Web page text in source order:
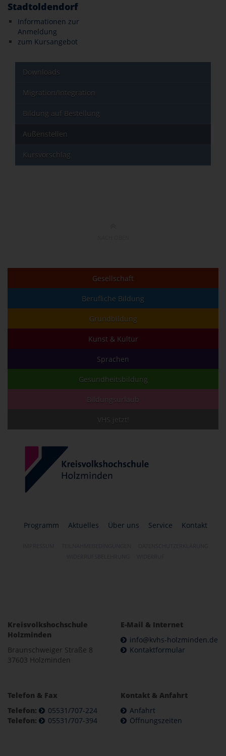
Stadtoldendorf
Informationen zur
Anmeldung
zum Kursangebot
Downloads
Migration/Integration
Bildung auf Bestellung
Außenstellen
Kursvorschlag
Gesellschaft
Berufliche Bildung
Grundbildung
Kunst & Kultur
Sprachen
Gesundheitsbildung
Bildungsurlaub
VHS jetzt!
Programm Aktuelles Über uns Service Kontakt
Kreisvolkshochschule
Holzminden
Braunschweiger Straße 8
37603 Holzminden
E-Mail & Internet
info@kvhs-holzminden.de
Kontaktformular
Telefon & Fax
Telefon:
05531/707-224
Telefon:
05531/707-394
Kontakt & Anfahrt
Anfahrt
Öffnungszeiten